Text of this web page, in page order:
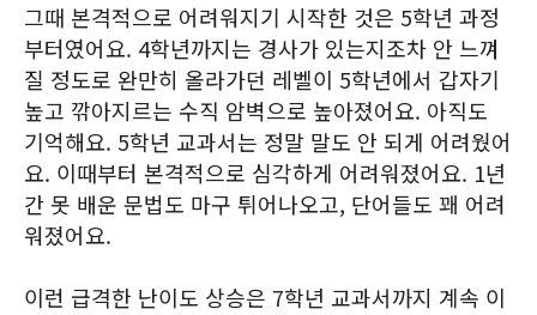
그때 본격적으로 어려워지기 시작한 것은 5학년 과정
부터였어요. 4학년까지는 경사가 있는지조차 안 느껴
질 정도로 완만히 올라가던 레벨이 5학년에서 갑자기
높고 깎아지르는 수직 암벽으로 높아졌어요. 아직도
기억해요. 5학년 교과서는 정말 말도 안 되게 어려웠어
요. 이때부터 본격적으로 심각하게 어려워졌어요. 1년
간 못 배운 문법도 마구 튀어나오고, 단어들도 꽤 어려
워졌어요.
이런 급격한 난이도 상승은 7학년 교과서까지 계속 이